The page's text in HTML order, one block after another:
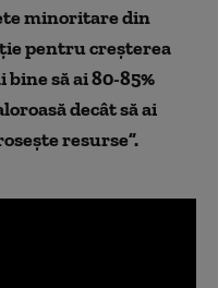
minoritare din
pentru creșterea
să ai 80-85%
decât să ai
resurse”.